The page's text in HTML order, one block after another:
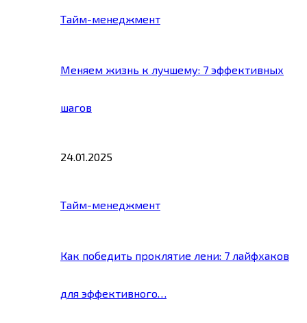
Тайм-менеджмент
Меняем жизнь к лучшему: 7 эффективных
шагов
24.01.2025
Тайм-менеджмент
Как победить проклятие лени: 7 лайфхаков
для эффективного…